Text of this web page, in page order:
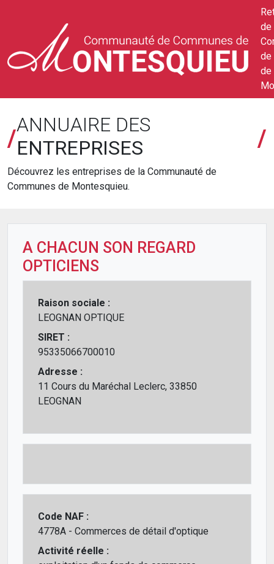
de
de
de
/ANNUAIRE DES
ENTREPRISES
/
Découvrez les entreprises de la Communauté de
Communes de Montesquieu.
A CHACUN SON REGARD
OPTICIENS
Raison sociale :
LEOGNAN OPTIQUE
SIRET :
95335066700010
Adresse :
11 Cours du Maréchal Leclerc, 33850
LEOGNAN
Code NAF :
4778A - Commerces de détail d'optique
Activité réelle :